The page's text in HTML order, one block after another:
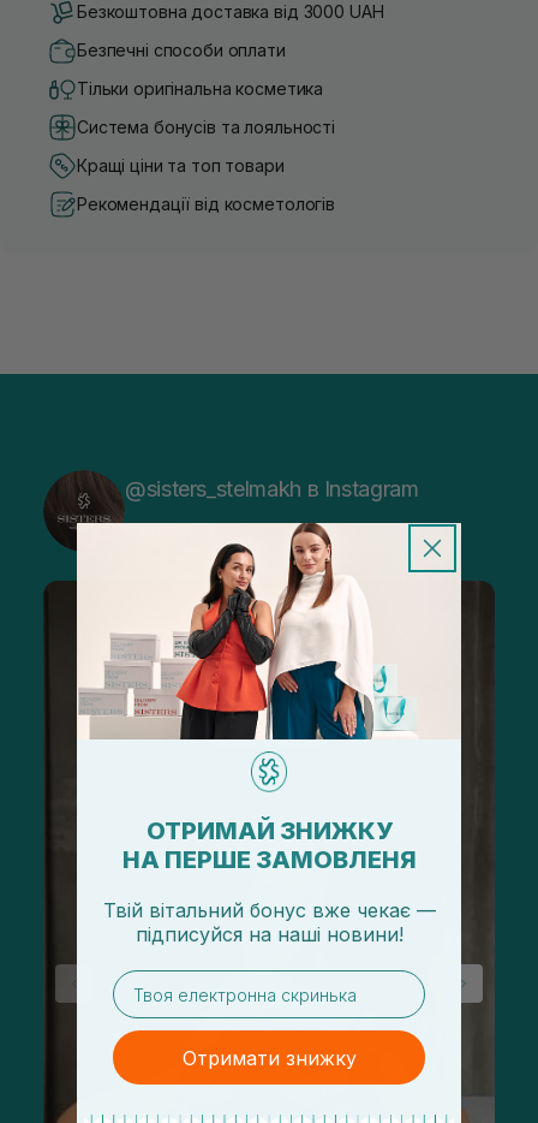
Безкоштовна доставка від 3000 UAH
Безпечні способи оплати
Тільки оригінальна косметика
Система бонусів та лояльності
Кращі ціни та топ товари
Рекомендації від косметологів
@sisters_stelmakh в Instagram
ОТРИМАЙ ЗНИЖКУ
НА ПЕРШЕ ЗАМОВЛЕНЯ
Твій вітальний бонус вже чекає —
підписуйся на наші новини!
email
Отримати знижку